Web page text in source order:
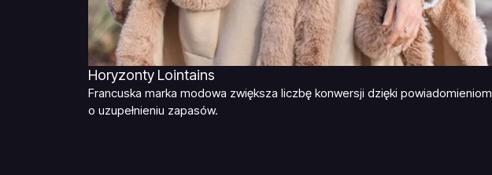
Horyzonty Lointains
Francuska marka modowa zwiększa liczbę konwersji dzięki powiadomieniom
o uzupełnieniu zapasów.